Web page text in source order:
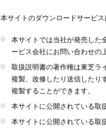
本サイトのダウンロードサービ
本サイトでは当社が発売した
ービス会社にお問い合わせの
取扱説明書の著作権は東芝ラ
複製、改修したり送信したり
複製することができます。
本サイトに公開されている取
本サイトに公開されている取